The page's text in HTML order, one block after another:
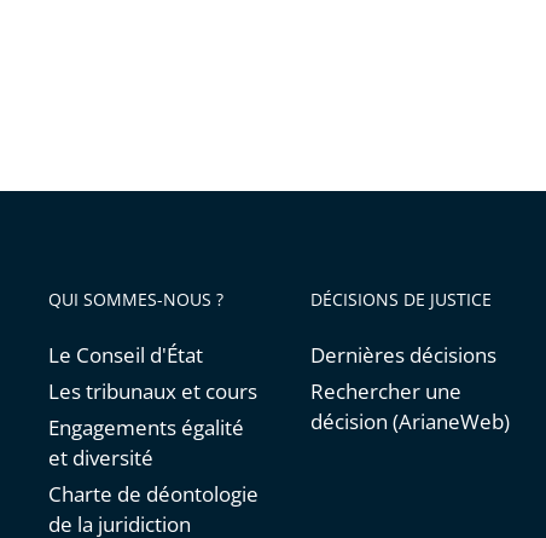
QUI SOMMES-NOUS ?
Le Conseil d'État
Les tribunaux et cours
Engagements égalité
et diversité
Charte de déontologie
de la juridiction
DÉCISIONS DE JUSTICE
Dernières décisions
Rechercher une
décision (ArianeWeb)